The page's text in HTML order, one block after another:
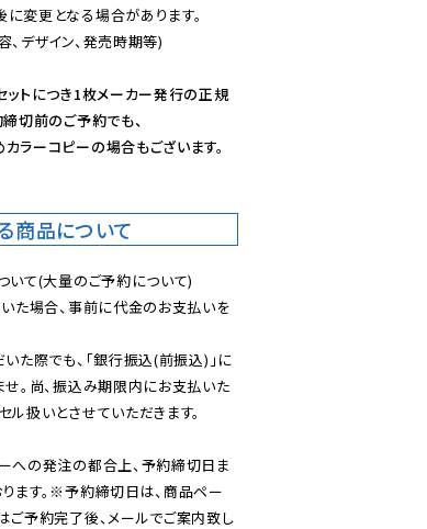
変更となる場合があります。
デザイン、発売時期等)
トにつき1枚メーカー発行の正規
切前のご予約でも、
ラーコピーの場合もございます。
商品について
て(大量のご予約について)
た場合、事前に代金のお支払いを
た際でも、「銀行振込(前振込)」に
。尚、振込み期限内にお支払いた
扱いとさせていただきます。
の発注の都合上、予約締切日ま
ます。※予約締切日は、商品ペー
ご予約完了後、メールでご案内致し